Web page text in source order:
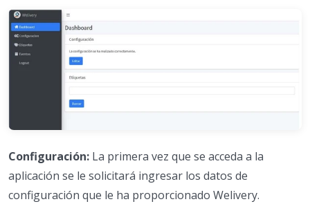
Configuración: La primera vez que se acceda a la
aplicación se le solicitará ingresar los datos de
configuración que le ha proporcionado Welivery.